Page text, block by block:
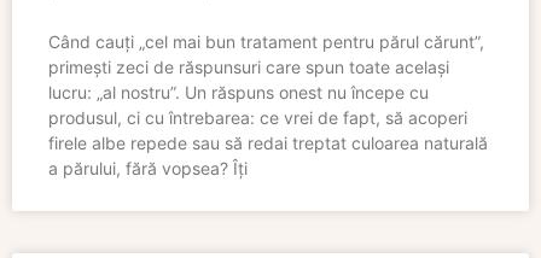
Când cauți „cel mai bun tratament pentru părul cărunt”,
primești zeci de răspunsuri care spun toate același
lucru: „al nostru”. Un răspuns onest nu începe cu
produsul, ci cu întrebarea: ce vrei de fapt, să acoperi
firele albe repede sau să redai treptat culoarea naturală
a părului, fără vopsea? Îți